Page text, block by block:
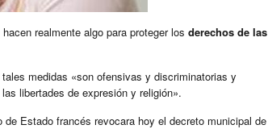
realmente algo para proteger los derechos de las
medidas «son ofensivas y discriminatorias y
libertades de expresión y religión».
Estado francés revocara hoy el decreto municipal de